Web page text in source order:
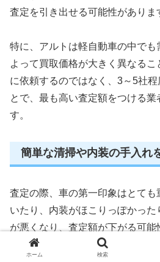
査定を引き出せる可能性がありま
特に、アルトは軽自動車の中で
よって買取価格が大きく異なる
に依頼するのではなく、3～5社
とで、最も高い査定額をつける業
す。
簡単な清掃や内装の手入れ
査定の際、車の第一印象はとても
いたり、内装がほこりっぽかっ
が悪くなり、査定額が下がる可能
ホーム 検索